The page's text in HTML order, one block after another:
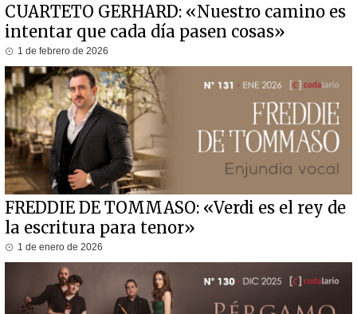
CUARTETO GERHARD: «Nuestro camino es
intentar que cada día pasen cosas»
1 de febrero de 2026
FREDDIE DE TOMMASO: «Verdi es el rey de
la escritura para tenor»
1 de enero de 2026